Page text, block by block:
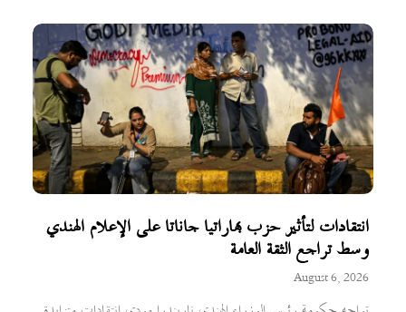
انتقادات لتأثير حزب بهاراتيا جاناتا على الإعلام الهندي
وسط تراجع الثقة العامة
August 6, 2026